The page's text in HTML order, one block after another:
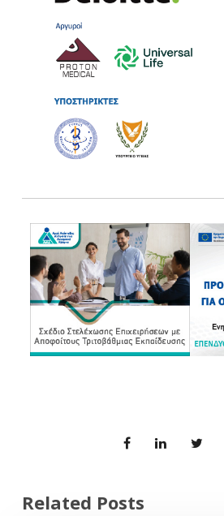
Related Posts